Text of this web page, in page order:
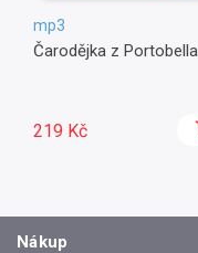
mp3
Čarodějka z Portobella
219 Kč
Nákup